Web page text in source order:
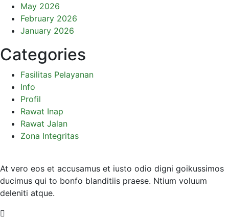
May 2026
February 2026
January 2026
Categories
Fasilitas Pelayanan
Info
Profil
Rawat Inap
Rawat Jalan
Zona Integritas
At vero eos et accusamus et iusto odio digni goikussimos
ducimus qui to bonfo blanditiis praese. Ntium voluum
deleniti atque.